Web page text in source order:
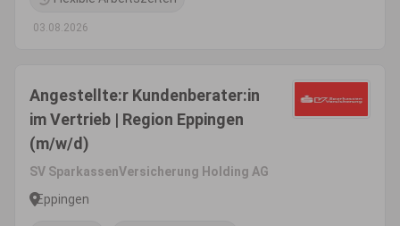
03.08.2026
Angestellte:r Kundenberater:in
im Vertrieb | Region Eppingen
(m/w/d)
SV SparkassenVersicherung Holding AG
Eppingen